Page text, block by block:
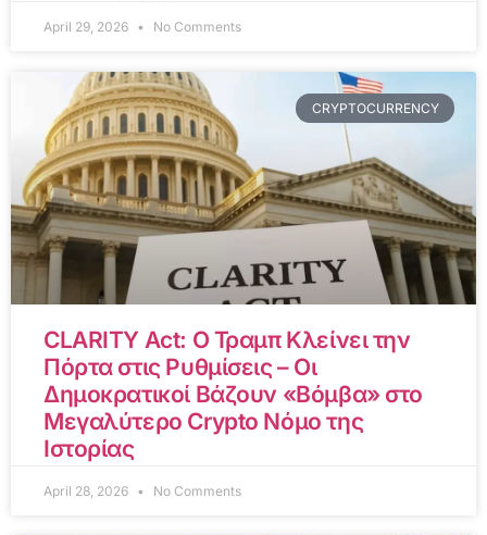
April 29, 2026 No Comments
CRYPTOCURRENCY
CLARITY Act: Ο Τραμπ Κλείνει την
Πόρτα στις Ρυθμίσεις – Οι
Δημοκρατικοί Βάζουν «Βόμβα» στο
Μεγαλύτερο Crypto Νόμο της
Ιστορίας
April 28, 2026 No Comments